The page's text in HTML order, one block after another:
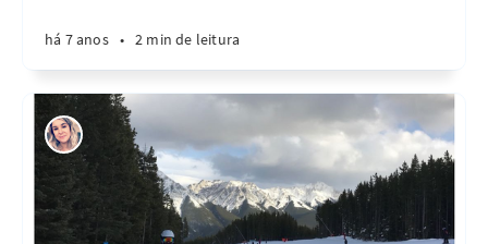
há 7 anos • 2 min de leitura